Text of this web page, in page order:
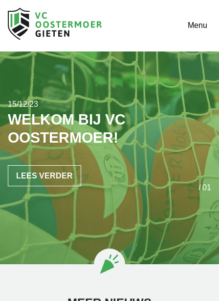
Menu
15/12/23
WELKOM BIJ VC
OOSTERMOER!
LEES VERDER
/ 01